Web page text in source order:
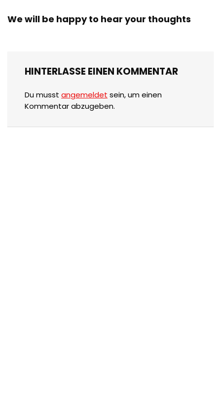
We will be happy to hear your thoughts
HINTERLASSE EINEN KOMMENTAR
Du musst angemeldet sein, um einen
Kommentar abzugeben.